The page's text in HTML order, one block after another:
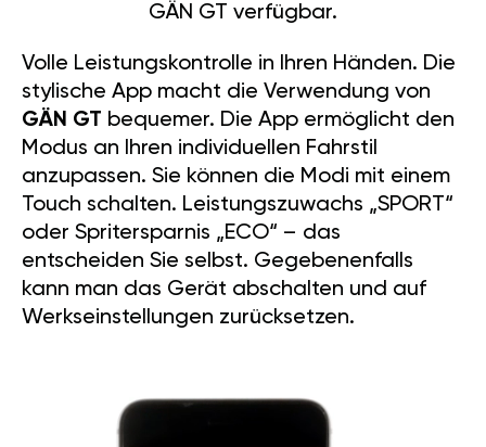
GÄN GT verfügbar.
Volle Leistungskontrolle in Ihren Händen. Die
stylische App macht die Verwendung von
GÄN GT bequemer. Die App ermöglicht den
Modus an Ihren individuellen Fahrstil
anzupassen. Sie können die Modi mit einem
Touch schalten. Leistungszuwachs „SPORT“
oder Spritersparnis „ECO“ – das
entscheiden Sie selbst. Gegebenenfalls
kann man das Gerät abschalten und auf
Werkseinstellungen zurücksetzen.